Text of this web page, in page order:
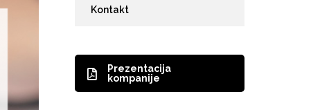
Kontakt
Prezentacija
kompanije